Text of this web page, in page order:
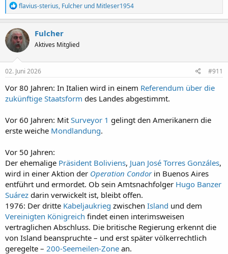
R
e
a
k
t
i
o
n
e
flavius-sterius, Fulcher und Mitleser1954
Fulcher
Aktives Mitglied
02. Juni 2026 #911
Vor 80 Jahren: In Italien wird in einem Referendum über die
zukünftige Staatsform des Landes abgestimmt.
Vor 60 Jahren: Mit Surveyor 1 gelingt den Amerikanern die
erste weiche Mondlandung.
Vor 50 Jahren:
Der ehemalige Präsident Boliviens, Juan José Torres Gonzáles,
wird in einer Aktion der Operation Condorin Buenos Aires
entführt und ermordet. Ob sein Amtsnachfolger Hugo Banzer
Suárez darin verwickelt ist, bleibt offen.
1976: Der dritte Kabeljaukrieg zwischen Island und dem
Vereinigten Königreich findet einen interimsweisen
vertraglichen Abschluss. Die britische Regierung erkennt die
von Island beanspruchte – und erst später völkerrechtlich
geregelte – 200-Seemeilen-Zone an.